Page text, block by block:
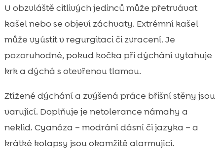
U obzvláště citlivých jedinců může přetrvávat
kašel nebo se objeví záchvaty. Extrémní kašel
může vyústit v regurgitaci či zvracení. Je
pozoruhodné, pokud kočka při dýchání vytahuje
krk a dýchá s otevřenou tlamou.
Ztížené dýchání a zvýšená práce břišní stěny jsou
varující. Doplňuje je netolerance námahy a
neklid. Cyanóza – modrání dásní či jazyka – a
krátké kolapsy jsou okamžitě alarmující.